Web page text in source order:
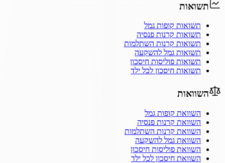
תשואות
תשואות קופות גמל
תשואות קרנות פנסיה
תשואות קרנות השתלמות
תשואות גמל להשקעה
תשואות פוליסות חיסכון
תשואות חיסכון לכל ילד
השוואות
השוואת קופות גמל
השוואת קרנות פנסיה
השוואת קרנות השתלמות
השוואת גמל להשקעה
השוואת פוליסות חיסכון
השוואת חיסכון לכל ילד